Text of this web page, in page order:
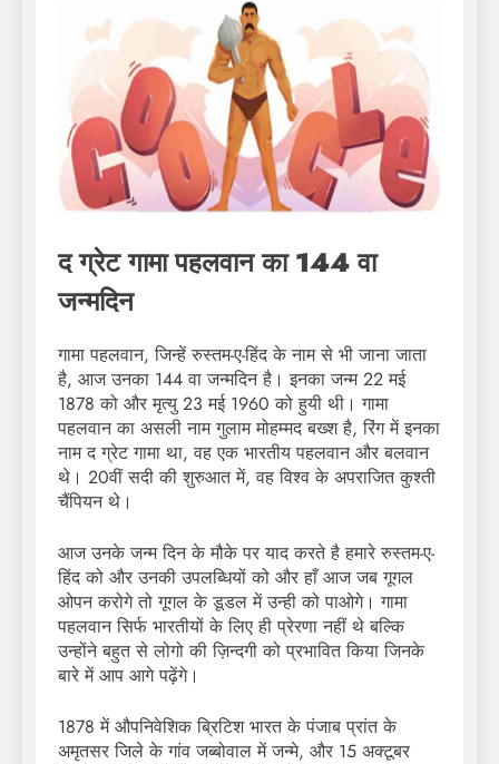
द ग्रेट गामा पहलवान का 144 वा
जन्मदिन
गामा पहलवान, जिन्हें रुस्तम-ए-हिंद के नाम से भी जाना जाता
है, आज उनका 144 वा जन्मदिन है। इनका जन्म 22 मई
1878 को और मृत्यु 23 मई 1960 को हुयी थी। गामा
पहलवान का असली नाम गुलाम मोहम्मद बख्श है, रिंग में इनका
नाम द ग्रेट गामा था, वह एक भारतीय पहलवान और बलवान
थे। 20वीं सदी की शुरुआत में, वह विश्व के अपराजित कुश्ती
चैंपियन थे।
आज उनके जन्म दिन के मौके पर याद करते है हमारे रुस्तम-ए-
हिंद को और उनकी उपलब्धियों को और हाँ आज जब गूगल
ओपन करोगे तो गूगल के डूडल में उन्ही को पाओगे। गामा
पहलवान सिर्फ भारतीयों के लिए ही प्रेरणा नहीं थे बल्कि
उन्होंने बहुत से लोगो की ज़िन्दगी को प्रभावित किया जिनके
बारे में आप आगे पढ़ेंगे।
1878 में औपनिवेशिक ब्रिटिश भारत के पंजाब प्रांत के
अमृतसर जिले के गांव जब्बोवाल में जन्मे, और 15 अक्टूबर